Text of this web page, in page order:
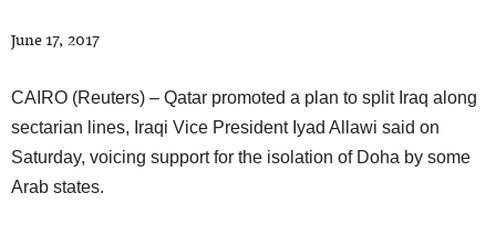
June 17, 2017
CAIRO (Reuters) – Qatar promoted a plan to split Iraq along
sectarian lines, Iraqi Vice President Iyad Allawi said on
Saturday, voicing support for the isolation of Doha by some
Arab states.